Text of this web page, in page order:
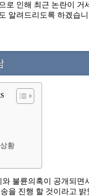
로 인해 최근 논란이
알려드리도록 하겠습
황
불륜의혹이 공개되면
을 진행 할 것이라고 밝